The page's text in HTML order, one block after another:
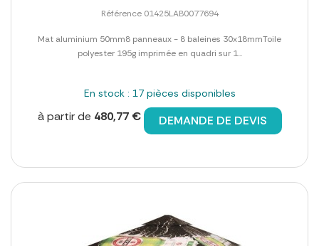
Référence 01425LAB0077694
Mat aluminium 50mm8 panneaux - 8 baleines 30x18mmToile
polyester 195g imprimée en quadri sur 1...
En stock : 17 pièces disponibles
à partir de 480,77 € DEMANDE DE DEVIS